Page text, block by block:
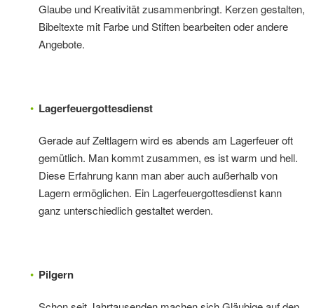
Glaube und Kreativität zusammenbringt. Kerzen gestalten,
Bibeltexte mit Farbe und Stiften bearbeiten oder andere
Angebote.
Lagerfeuergottesdienst
Gerade auf Zeltlagern wird es abends am Lagerfeuer oft
gemütlich. Man kommt zusammen, es ist warm und hell.
Diese Erfahrung kann man aber auch außerhalb von
Lagern ermöglichen. Ein Lagerfeuergottesdienst kann
ganz unterschiedlich gestaltet werden.
Pilgern